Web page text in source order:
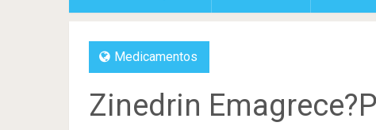
Medicamentos
Zinedrin